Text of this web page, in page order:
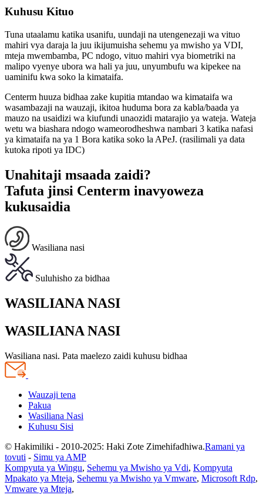
Kuhusu Kituo
Tuna utaalamu katika usanifu, uundaji na utengenezaji wa vituo
mahiri vya daraja la juu ikijumuisha sehemu ya mwisho ya VDI,
mteja mwembamba, PC ndogo, vituo mahiri vya biometriki na
malipo vyenye ubora wa hali ya juu, unyumbufu wa kipekee na
uaminifu kwa soko la kimataifa.
Centerm huuza bidhaa zake kupitia mtandao wa kimataifa wa
wasambazaji na wauzaji, ikitoa huduma bora za kabla/baada ya
mauzo na usaidizi wa kiufundi unaozidi matarajio ya wateja. Wateja
wetu wa biashara ndogo wameorodheshwa nambari 3 katika nafasi
ya kimataifa na ya 1 Bora katika soko la APeJ. (rasilimali ya data
kutoka ripoti ya IDC)
Unahitaji msaada zaidi?
Tafuta jinsi Centerm inavyoweza
kukusaidia
Wasiliana nasi
Suluhisho za bidhaa
WASILIANA NASI
WASILIANA NASI
Wasiliana nasi. Pata maelezo zaidi kuhusu bidhaa
Wauzaji tena
Pakua
Wasiliana Nasi
Kuhusu Sisi
© Hakimiliki - 2010-2025: Haki Zote Zimehifadhiwa.Ramani ya
tovuti - Simu ya AMP
Kompyuta ya Wingu, Sehemu ya Mwisho ya Vdi, Kompyuta
Mpakato ya Mteja, Sehemu ya Mwisho ya Vmware, Microsoft Rdp,
Vmware ya Mteja,